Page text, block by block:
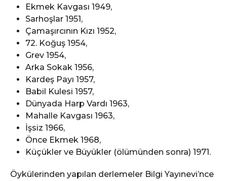
Ekmek Kavgası 1949,
Sarhoşlar 1951,
Çamaşırcının Kızı 1952,
72. Koğuş 1954,
Grev 1954,
Arka Sokak 1956,
Kardeş Payı 1957,
Babil Kulesi 1957,
Dünyada Harp Vardı 1963,
Mahalle Kavgası 1963,
İşsiz 1966,
Önce Ekmek 1968,
Küçükler ve Büyükler (ölümünden sonra) 1971.
Öykülerinden yapılan derlemeler Bilgi Yayınevi’nce